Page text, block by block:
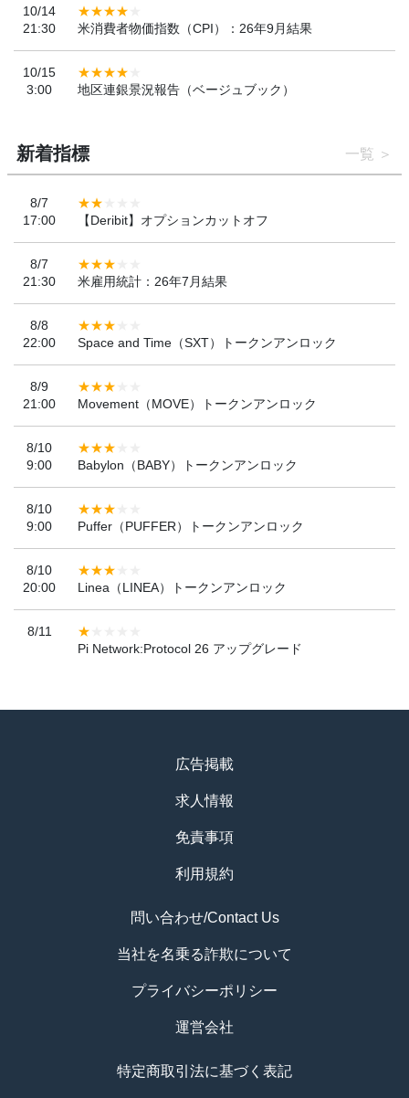
10/14
21:30
米消費者物価指数（CPI）：26年9月結果
10/15
3:00
地区連銀景況報告（ベージュブック）
新着指標 一覧
8/7
17:00
【Deribit】オプションカットオフ
8/7
21:30
米雇用統計：26年7月結果
8/8
22:00
Space and Time（SXT）トークンアンロック
8/9
21:00
Movement（MOVE）トークンアンロック
8/10
9:00
Babylon（BABY）トークンアンロック
8/10
9:00
Puffer（PUFFER）トークンアンロック
8/10
20:00
Linea（LINEA）トークンアンロック
8/11
Pi Network:Protocol 26 アップグレード
広告掲載
求人情報
免責事項
利用規約
問い合わせ/Contact Us
当社を名乗る詐欺について
プライバシーポリシー
運営会社
特定商取引法に基づく表記